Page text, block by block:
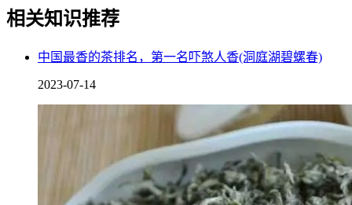
相关知识推荐
中国最香的茶排名，第一名吓煞人香(洞庭湖碧螺春)
2023-07-14